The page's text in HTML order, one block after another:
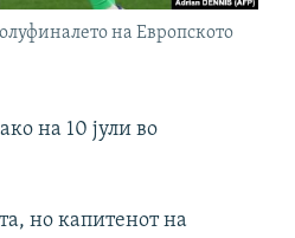
на Европското
на 10 јули во
но капитенот на